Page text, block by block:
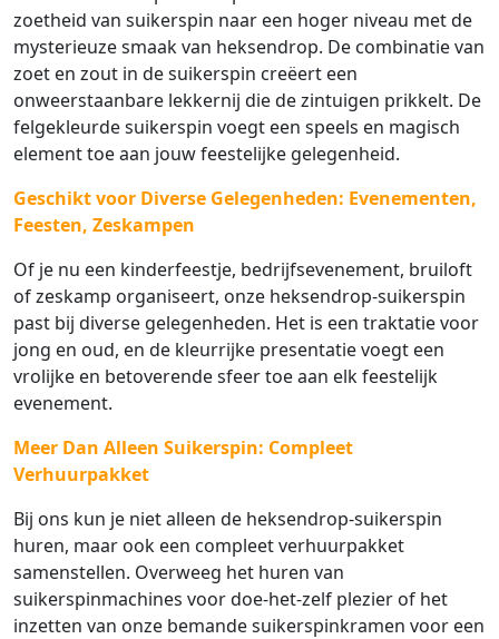
zoetheid van suikerspin naar een hoger niveau met de
mysterieuze smaak van heksendrop. De combinatie van
zoet en zout in de suikerspin creëert een
onweerstaanbare lekkernij die de zintuigen prikkelt. De
felgekleurde suikerspin voegt een speels en magisch
element toe aan jouw feestelijke gelegenheid.
Geschikt voor Diverse Gelegenheden: Evenementen,
Feesten, Zeskampen
Of je nu een kinderfeestje, bedrijfsevenement, bruiloft
of zeskamp organiseert, onze heksendrop-suikerspin
past bij diverse gelegenheden. Het is een traktatie voor
jong en oud, en de kleurrijke presentatie voegt een
vrolijke en betoverende sfeer toe aan elk feestelijk
evenement.
Meer Dan Alleen Suikerspin: Compleet
Verhuurpakket
Bij ons kun je niet alleen de heksendrop-suikerspin
huren, maar ook een compleet verhuurpakket
samenstellen. Overweeg het huren van
suikerspinmachines voor doe-het-zelf plezier of het
inzetten van onze bemande suikerspinkramen voor een